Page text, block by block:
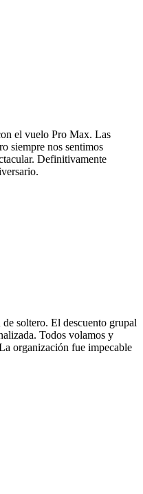
el vuelo Pro Max. Las
siempre nos sentimos
Definitivamente
soltero. El descuento grupal
Todos volamos y
organización fue impecable